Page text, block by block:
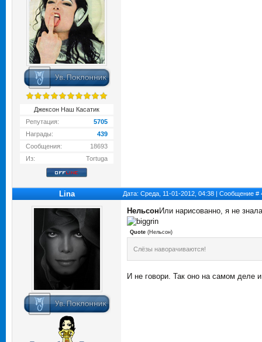
Джексон Наш Касатик
Репутация:
5705
Награды:
439
Сообщения:
18693
Из:
Tortuga
Lina Дата: Среда, 11-01-2012, 04:38 | Сообщение #
Нельсон Или нарисованно, я не
Quote (Нельсон)
Слёзы наворачиваются!
И не говори. Так оно на самом деле